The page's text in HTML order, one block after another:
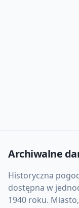
Archiwalne
Historyczna
dostępna w
1940 roku.